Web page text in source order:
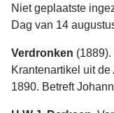
Niet geplaatste
Dag van 14
Verdronken (1889).
Krantenartikel uit de
1890. Betreft